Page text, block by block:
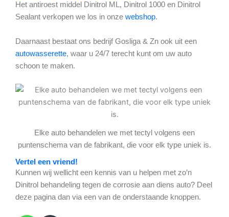
Het antiroest middel Dinitrol ML, Dinitrol 1000 en Dinitrol
Sealant verkopen we los in onze webshop.
Daarnaast bestaat ons bedrijf Gosliga & Zn ook uit een
autowasserette, waar u 24/7 terecht kunt om uw auto
schoon te maken.
Elke auto behandelen we met tectyl volgens een
puntenschema van de fabrikant, die voor elk type uniek is.
Vertel een vriend!
Kunnen wij wellicht een kennis van u helpen met zo’n
Dinitrol behandeling tegen de corrosie aan diens auto? Deel
deze pagina dan via een van de onderstaande knoppen.